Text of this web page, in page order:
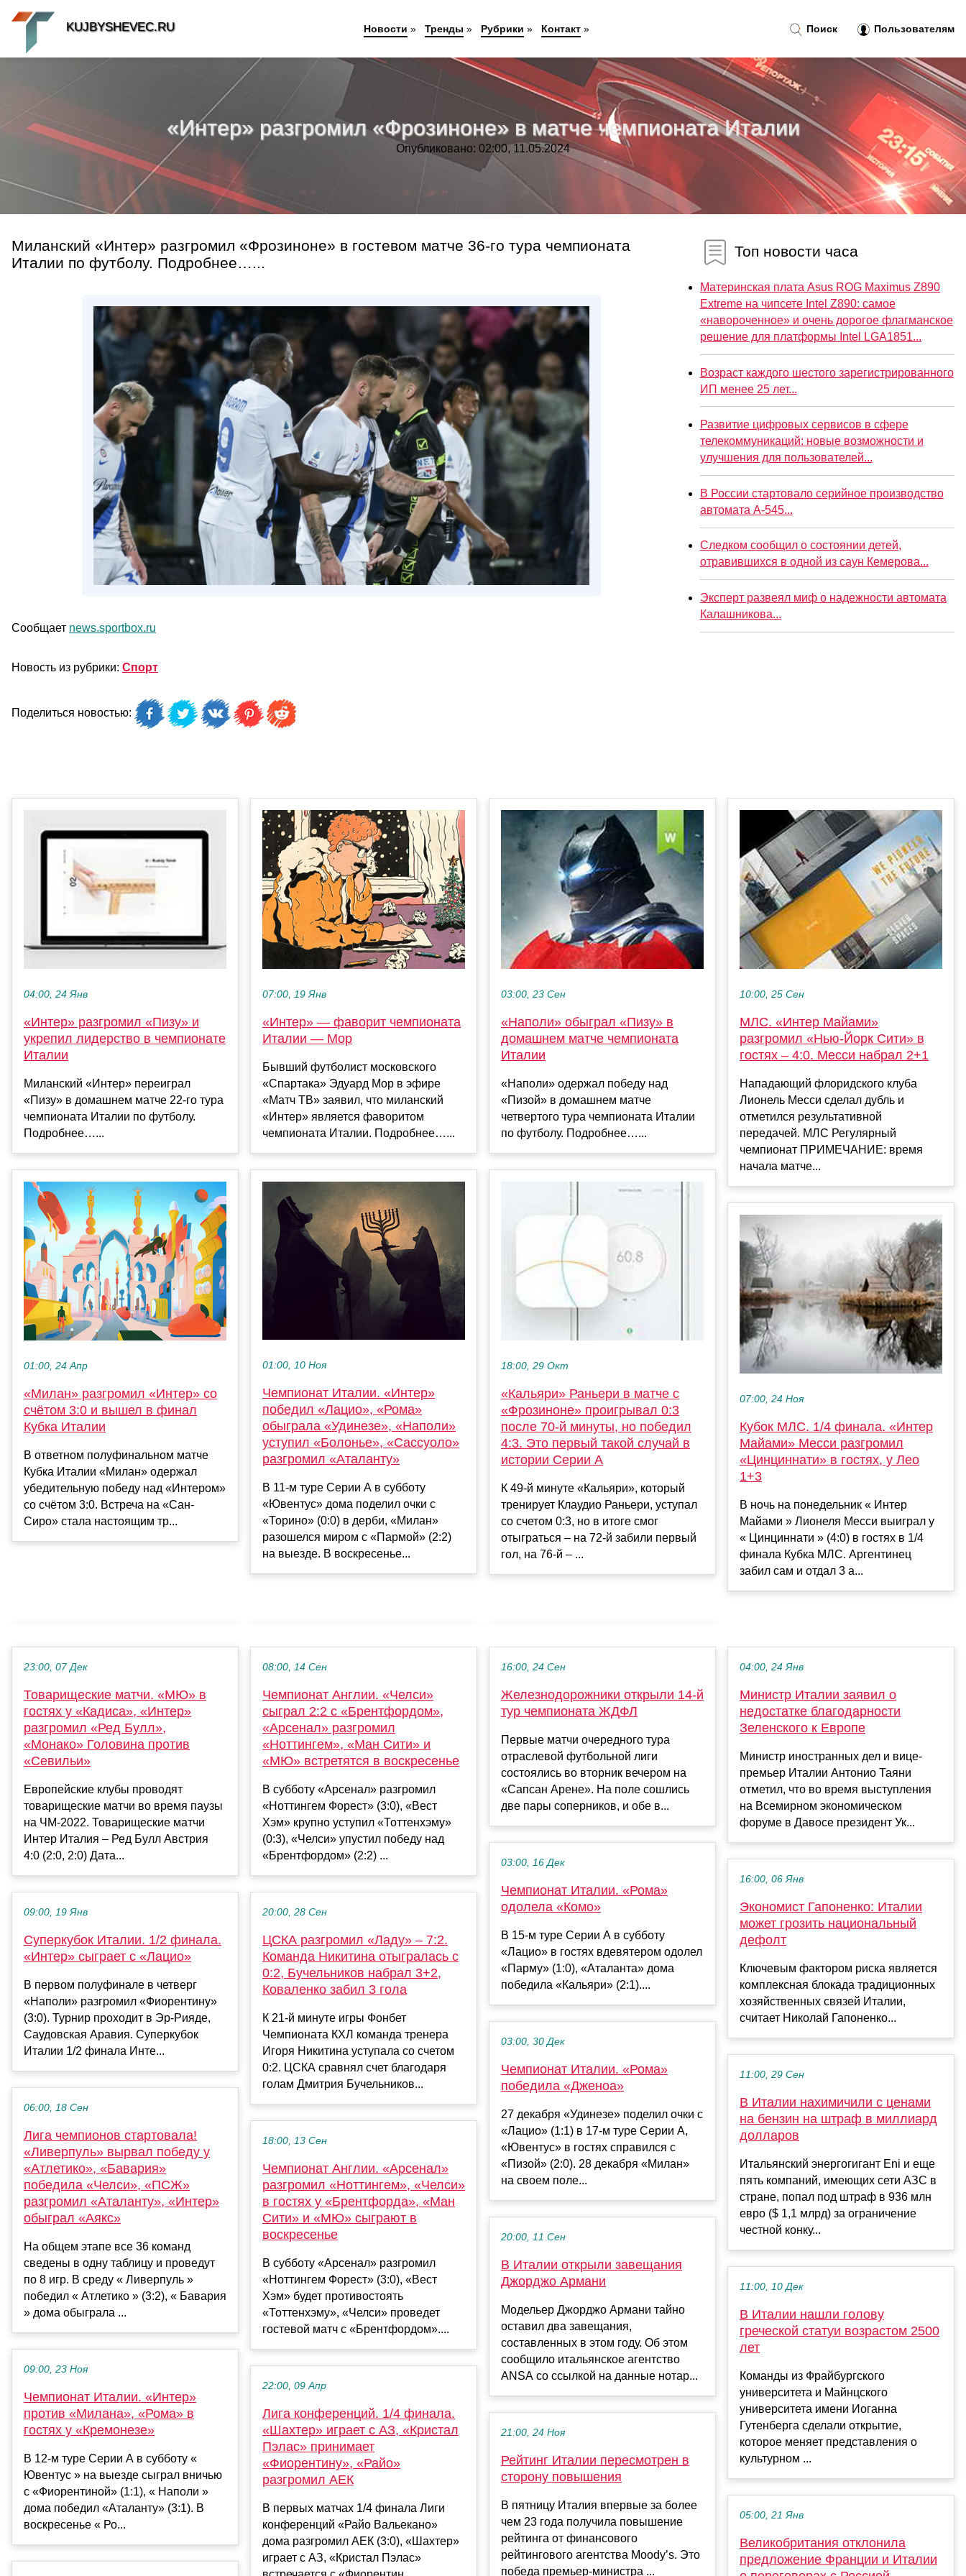
«Интер» разгромил «Фрозиноне» в матче чемпионата Италии
Опубликовано: 02:00, 11.05.2024
Миланский «Интер» разгромил «Фрозиноне» в гостевом матче 36‑го тура чемпионата
Италии по футболу. Подробнее…...
Сообщает news.sportbox.ru
Новость из рубрики: Спорт
Поделиться новостью:
Топ новости часа
Материнская плата Asus ROG Maximus Z890
Extreme на чипсете Intel Z890: самое
«навороченное» и очень дорогое флагманское
решение для платформы Intel LGA1851...
Возраст каждого шестого зарегистрированного
ИП менее 25 лет...
Развитие цифровых сервисов в сфере
телекоммуникаций: новые возможности и
улучшения для пользователей...
В России стартовало серийное производство
автомата А-545...
Следком сообщил о состоянии детей,
отравившихся в одной из саун Кемерова...
Эксперт развеял миф о надежности автомата
Калашникова...
04:00, 24 Янв
«Интер» разгромил «Пизу» и
укрепил лидерство в чемпионате
Италии
Миланский «Интер» переиграл
«Пизу» в домашнем матче 22‑го тура
чемпионата Италии по футболу.
Подробнее…...
01:00, 24 Апр
«Милан» разгромил «Интер» со
счётом 3:0 и вышел в финал
Кубка Италии
В ответном полуфинальном матче
Кубка Италии «Милан» одержал
убедительную победу над «Интером»
со счётом 3:0. Встреча на «Сан-
Сиро» стала настоящим тр...
07:00, 19 Янв
«Интер» — фаворит чемпионата
Италии — Мор
Бывший футболист московского
«Спартака» Эдуард Мор в эфире
«Матч ТВ» заявил, что миланский
«Интер» является фаворитом
чемпионата Италии. Подробнее…...
01:00, 10 Ноя
Чемпионат Италии. «Интер»
победил «Лацио», «Рома»
обыграла «Удинезе», «Наполи»
уступил «Болонье», «Сассуоло»
разгромил «Аталанту»
В 11-м туре Серии А в субботу
«Ювентус» дома поделил очки с
«Торино» (0:0) в дерби, «Милан»
разошелся миром с «Пармой» (2:2)
на выезде. В воскресенье...
03:00, 23 Сен
«Наполи» обыграл «Пизу» в
домашнем матче чемпионата
Италии
«Наполи» одержал победу над
«Пизой» в домашнем матче
четвертого тура чемпионата Италии
по футболу. Подробнее…...
18:00, 29 Окт
«Кальяри» Раньери в матче с
«Фрозиноне» проигрывал 0:3
после 70-й минуты, но победил
4:3. Это первый такой случай в
истории Серии А
К 49-й минуте «Кальяри», который
тренирует Клаудио Раньери, уступал
со счетом 0:3, но в итоге смог
отыграться – на 72-й забили первый
гол, на 76-й – ...
10:00, 25 Сен
МЛС. «Интер Майами»
разгромил «Нью-Йорк Сити» в
гостях – 4:0. Месси набрал 2+1
Нападающий флоридского клуба
Лионель Месси сделал дубль и
отметился результативной
передачей. МЛС Регулярный
чемпионат ПРИМЕЧАНИЕ: время
начала матче...
07:00, 24 Ноя
Кубок МЛС. 1/4 финала. «Интер
Майами» Месси разгромил
«Цинциннати» в гостях, у Лео
1+3
В ночь на понедельник « Интер
Майами » Лионеля Месси выиграл у
« Цинциннати » (4:0) в гостях в 1/4
финала Кубка МЛС. Аргентинец
забил сам и отдал 3 а...
23:00, 07 Дек
Товарищеские матчи. «МЮ» в
гостях у «Кадиса», «Интер»
разгромил «Ред Булл»,
«Монако» Головина против
«Севильи»
Европейские клубы проводят
товарищеские матчи во время паузы
на ЧМ-2022. Товарищеские матчи
Интер Италия – Ред Булл Австрия
4:0 (2:0, 2:0) Дата...
09:00, 19 Янв
Суперкубок Италии. 1/2 финала.
«Интер» сыграет с «Лацио»
В первом полуфинале в четверг
«Наполи» разгромил «Фиорентину»
(3:0). Турнир проходит в Эр-Рияде,
Саудовская Аравия. Суперкубок
Италии 1/2 финала Инте...
06:00, 18 Сен
Лига чемпионов стартовала!
«Ливерпуль» вырвал победу у
«Атлетико», «Бавария»
победила «Челси», «ПСЖ»
разгромил «Аталанту», «Интер»
обыграл «Аякс»
На общем этапе все 36 команд
сведены в одну таблицу и проведут
по 8 игр. В среду « Ливерпуль »
победил « Атлетико » (3:2), « Бавария
» дома обыграла ...
09:00, 23 Ноя
Чемпионат Италии. «Интер»
против «Милана», «Рома» в
гостях у «Кремонезе»
В 12-м туре Серии А в субботу «
Ювентус » на выезде сыграл вничью
с «Фиорентиной» (1:1), « Наполи »
дома победил «Аталанту» (3:1). В
воскресенье « Ро...
08:00, 14 Сен
Чемпионат Англии. «Челси»
сыграл 2:2 с «Брентфордом»,
«Арсенал» разгромил
«Ноттингем», «Ман Сити» и
«МЮ» встретятся в воскресенье
В субботу «Арсенал» разгромил
«Ноттингем Форест» (3:0), «Вест
Хэм» крупно уступил «Тоттенхэму»
(0:3), «Челси» упустил победу над
«Брентфордом» (2:2) ...
20:00, 28 Сен
ЦСКА разгромил «Ладу» – 7:2.
Команда Никитина отыгралась с
0:2, Бучельников набрал 3+2,
Коваленко забил 3 гола
К 21-й минуте игры Фонбет
Чемпионата КХЛ команда тренера
Игоря Никитина уступала со счетом
0:2. ЦСКА сравнял счет благодаря
голам Дмитрия Бучельников...
18:00, 13 Сен
Чемпионат Англии. «Арсенал»
разгромил «Ноттингем», «Челси»
в гостях у «Брентфорда», «Ман
Сити» и «МЮ» сыграют в
воскресенье
В субботу «Арсенал» разгромил
«Ноттингем Форест» (3:0), «Вест
Хэм» будет противостоять
«Тоттенхэму», «Челси» проведет
гостевой матч с «Брентфордом»....
22:00, 09 Апр
Лига конференций. 1/4 финала.
«Шахтер» играет с АЗ, «Кристал
Пэлас» принимает
«Фиорентину», «Райо»
разгромил АЕК
В первых матчах 1/4 финала Лиги
конференций «Райо Вальекано»
дома разгромил АЕК (3:0), «Шахтер»
играет с АЗ, «Кристал Пэлас»
16:00, 24 Сен
Железнодорожники открыли 14-й
тур чемпионата ЖДФЛ
Первые матчи очередного тура
отраслевой футбольной лиги
состоялись во вторник вечером на
«Сапсан Арене». На поле сошлись
две пары соперников, и обе в...
03:00, 16 Дек
Чемпионат Италии. «Рома»
одолела «Комо»
В 15-м туре Серии А в субботу
«Лацио» в гостях вдевятером одолел
«Парму» (1:0), «Аталанта» дома
победила «Кальяри» (2:1)....
03:00, 30 Дек
Чемпионат Италии. «Рома»
победила «Дженоа»
27 декабря «Удинезе» поделил очки с
«Лацио» (1:1) в 17-м туре Серии А,
«Ювентус» в гостях справился с
«Пизой» (2:0). 28 декабря «Милан»
на своем поле...
20:00, 11 Сен
В Италии открыли завещания
Джорджо Армани
Модельер Джорджо Армани тайно
оставил два завещания,
составленных в этом году. Об этом
сообщило итальянское агентство
ANSA со ссылкой на данные нотар...
21:00, 24 Ноя
Рейтинг Италии пересмотрен в
сторону повышения
В пятницу Италия впервые за более
чем 23 года получила повышение
рейтинга от финансового
рейтингового агентства Moody’s. Это
победа премьер-министра ...
04:00, 24 Янв
Министр Италии заявил о
недостатке благодарности
Зеленского к Европе
Министр иностранных дел и вице-
премьер Италии Антонио Таяни
отметил, что во время выступления
на Всемирном экономическом
форуме в Давосе президент Ук...
16:00, 06 Янв
Экономист Гапоненко: Италии
может грозить национальный
дефолт
Ключевым фактором риска является
комплексная блокада традиционных
хозяйственных связей Италии,
считает Николай Гапоненко...
11:00, 29 Сен
В Италии нахимичили с ценами
на бензин на штраф в миллиард
долларов
Итальянский энергогигант Eni и еще
пять компаний, имеющих сети АЗС в
стране, попал под штраф в 936 млн
евро ($ 1,1 млрд) за ограничение
честной конку...
11:00, 10 Дек
В Италии нашли голову
греческой статуи возрастом 2500
лет
Команды из Фрайбургского
университета и Майнцского
университета имени Иоганна
Гутенберга сделали открытие,
которое меняет представления о
культурном ...
05:00, 21 Янв
Великобритания отклонила
предложение Франции и Италии
Поиск Пользователям
KUJBYSHEVEC.RU Новости » Тренды » Рубрики » Контакт»